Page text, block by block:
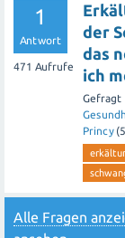
1
Antwort
471 Aufrufe
der
das
ich
Gefragt
Princy (5
Alle Fragen